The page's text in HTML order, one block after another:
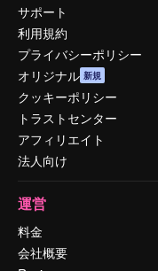
サポート
利用規約
プライバシーポリシー
オリジナル 新規
クッキーポリシー
トラストセンター
アフィリエイト
法人向け
運営
料金
会社概要